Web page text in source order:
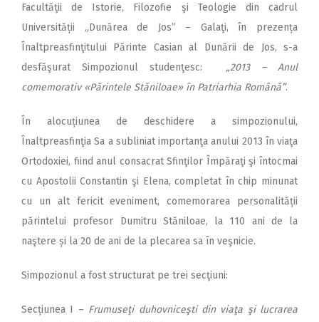
Facultăţii de Istorie, Filozofie şi Teologie din cadrul
Universității „Dunărea de Jos” – Galaţi, în prezența
Înaltpreasfinţitului Părinte Casian al Dunării de Jos, s-a
desfăşurat Simpozionul studenţesc: „2013 – Anul
comemorativ «Părintele Stăniloae» în Patriarhia Română”.
În alocuțiunea de deschidere a simpozionului,
Înaltpreasfinţia Sa a subliniat importanţa anului 2013 în viaţa
Ortodoxiei, fiind anul consacrat Sfinţilor Împăraţi şi întocmai
cu Apostolii Constantin şi Elena, completat în chip minunat
cu un alt fericit eveniment, comemorarea personalității
părintelui profesor Dumitru Stăniloae, la 110 ani de la
naştere și la 20 de ani de la plecarea sa în veşnicie.
Simpozionul a fost structurat pe trei secţiuni:
Secțiunea I – Frumuseţi duhovniceşti din viaţa şi lucrarea